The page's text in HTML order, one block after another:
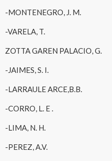
-MONTENEGRO, J. M.
-VARELA, T.
ZOTTA GAREN PALACIO, G.
-JAIMES, S. I.
-LARRAULE ARCE,B.B.
-CORRO, L. E .
-LIMA, N. H.
-PEREZ, A.V.